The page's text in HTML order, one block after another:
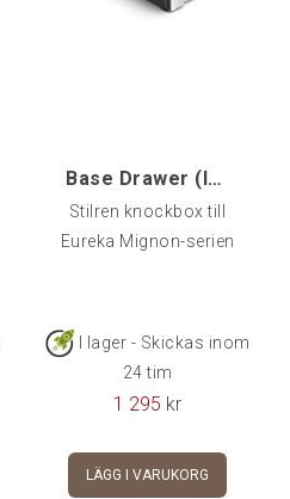
Base Drawer (låda), Eureka Mignon
Stilren knockbox till
Eureka Mignon-serien
I lager - Skickas inom
24 tim
1 295 kr
LÄGG I VARUKORG